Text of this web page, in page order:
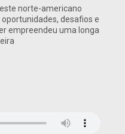
norte-americano
desafios e
empreendeu uma longa